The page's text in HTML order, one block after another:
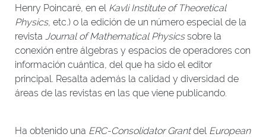
Henry Poincaré, en el Kavli Institute of Theoretical
Physics, etc.) o la edición de un número especial de la
revista Journal of Mathematical Physicssobre la
conexión entre álgebras y espacios de operadores con
información cuántica, del que ha sido el editor
principal. Resalta además la calidad y diversidad de
áreas de las revistas en las que viene publicando.
Ha obtenido una ERC-Consolidator Grantdel European